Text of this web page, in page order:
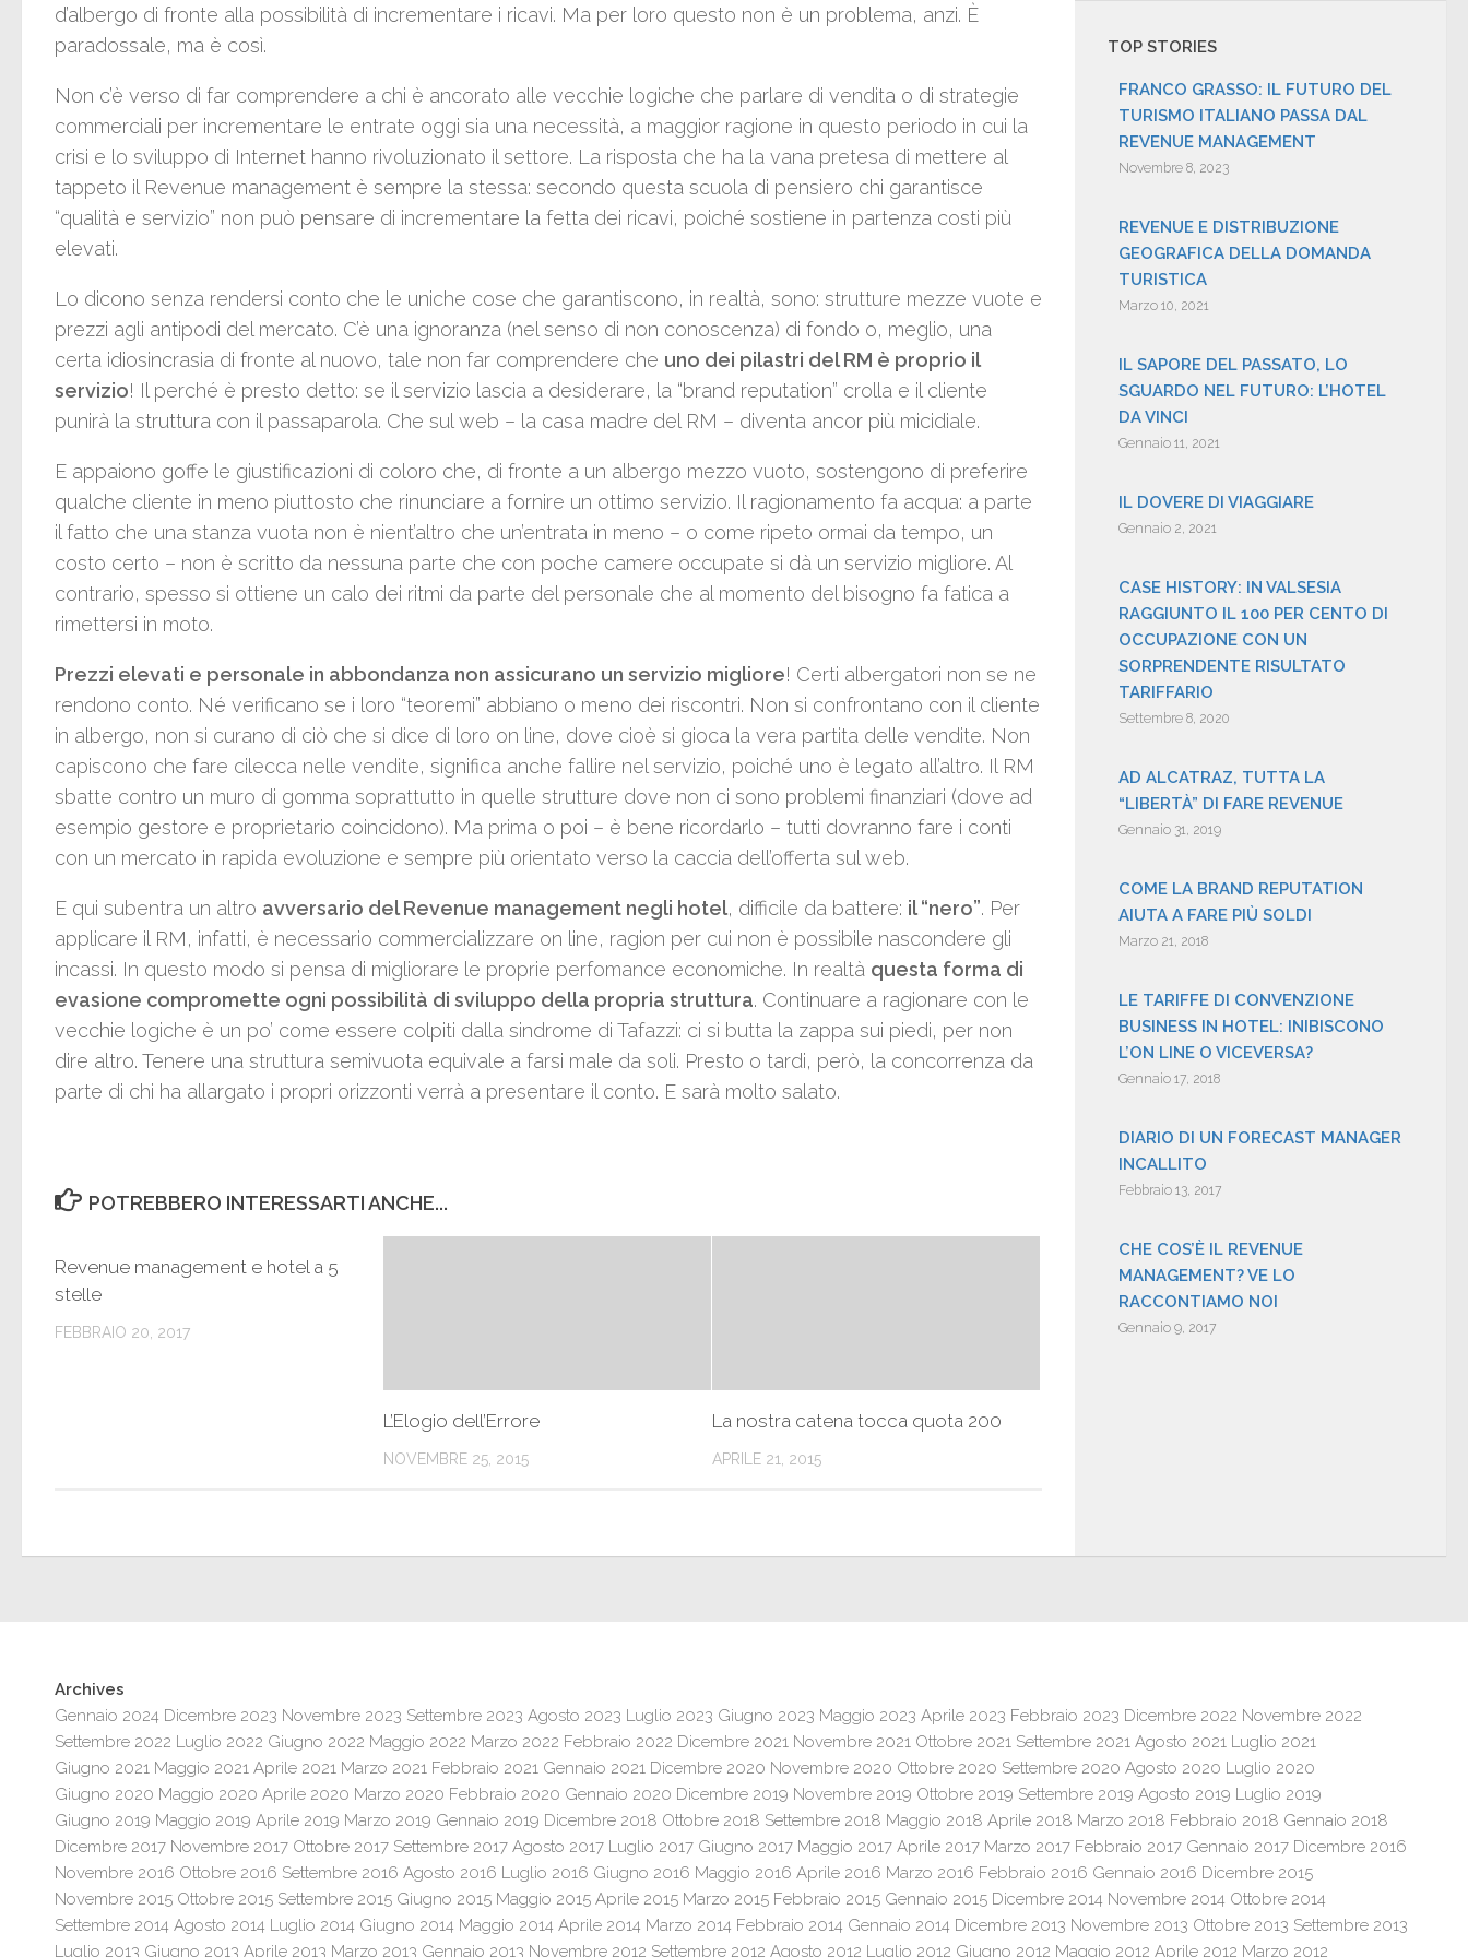
d’albergo di fronte alla possibilità di incrementare i ricavi. Ma per loro questo non è un problema, anzi. È
paradossale, ma è così.
Non c’è verso di far comprendere a chi è ancorato alle vecchie logiche che parlare di vendita o di strategie
commerciali per incrementare le entrate oggi sia una necessità, a maggior ragione in questo periodo in cui la
crisi e lo sviluppo di Internet hanno rivoluzionato il settore. La risposta che ha la vana pretesa di mettere al
tappeto il Revenue management è sempre la stessa: secondo questa scuola di pensiero chi garantisce
“qualità e servizio” non può pensare di incrementare la fetta dei ricavi, poiché sostiene in partenza costi più
elevati.
Lo dicono senza rendersi conto che le uniche cose che garantiscono, in realtà, sono: strutture mezze vuote e
prezzi agli antipodi del mercato. C’è una ignoranza (nel senso di non conoscenza) di fondo o, meglio, una
certa idiosincrasia di fronte al nuovo, tale non far comprendere che uno dei pilastri del RM è proprio il
servizio! Il perché è presto detto: se il servizio lascia a desiderare, la “brand reputation” crolla e il cliente
punirà la struttura con il passaparola. Che sul web – la casa madre del RM – diventa ancor più micidiale.
E appaiono goffe le giustificazioni di coloro che, di fronte a un albergo mezzo vuoto, sostengono di preferire
qualche cliente in meno piuttosto che rinunciare a fornire un ottimo servizio. Il ragionamento fa acqua: a parte
il fatto che una stanza vuota non è nient’altro che un’entrata in meno – o come ripeto ormai da tempo, un
costo certo – non è scritto da nessuna parte che con poche camere occupate si dà un servizio migliore. Al
contrario, spesso si ottiene un calo dei ritmi da parte del personale che al momento del bisogno fa fatica a
rimettersi in moto.
Prezzi elevati e personale in abbondanza non assicurano un servizio migliore! Certi albergatori non se ne
rendono conto. Né verificano se i loro “teoremi” abbiano o meno dei riscontri. Non si confrontano con il cliente
in albergo, non si curano di ciò che si dice di loro on line, dove cioè si gioca la vera partita delle vendite. Non
capiscono che fare cilecca nelle vendite, significa anche fallire nel servizio, poiché uno è legato all’altro. Il RM
sbatte contro un muro di gomma soprattutto in quelle strutture dove non ci sono problemi finanziari (dove ad
esempio gestore e proprietario coincidono). Ma prima o poi – è bene ricordarlo – tutti dovranno fare i conti
con un mercato in rapida evoluzione e sempre più orientato verso la caccia dell’offerta sul web.
E qui subentra un altro avversario del Revenue management negli hotel, difficile da battere: il “nero”. Per
applicare il RM, infatti, è necessario commercializzare on line, ragion per cui non è possibile nascondere gli
incassi. In questo modo si pensa di migliorare le proprie perfomance economiche. In realtà questa forma di
evasione compromette ogni possibilità di sviluppo della propria struttura. Continuare a ragionare con le
vecchie logiche è un po’ come essere colpiti dalla sindrome di Tafazzi: ci si butta la zappa sui piedi, per non
dire altro. Tenere una struttura semivuota equivale a farsi male da soli. Presto o tardi, però, la concorrenza da
parte di chi ha allargato i propri orizzonti verrà a presentare il conto. E sarà molto salato.
POTREBBERO INTERESSARTI ANCHE...
Revenue management e hotel a 5
stelle
FEBBRAIO 20, 2017
L’Elogio dell’Errore
NOVEMBRE 25, 2015
La nostra catena tocca quota 200
APRILE 21, 2015
TOP STORIES
FRANCO GRASSO: IL FUTURO DEL
TURISMO ITALIANO PASSA DAL
REVENUE MANAGEMENT
Novembre 8, 2023
REVENUE E DISTRIBUZIONE
GEOGRAFICA DELLA DOMANDA
TURISTICA
Marzo 10, 2021
IL SAPORE DEL PASSATO, LO
SGUARDO NEL FUTURO: L’HOTEL
DA VINCI
Gennaio 11, 2021
IL DOVERE DI VIAGGIARE
Gennaio 2, 2021
CASE HISTORY: IN VALSESIA
RAGGIUNTO IL 100 PER CENTO DI
OCCUPAZIONE CON UN
SORPRENDENTE RISULTATO
TARIFFARIO
Settembre 8, 2020
AD ALCATRAZ, TUTTA LA
“LIBERTÀ” DI FARE REVENUE
Gennaio 31, 2019
COME LA BRAND REPUTATION
AIUTA A FARE PIÙ SOLDI
Marzo 21, 2018
LE TARIFFE DI CONVENZIONE
BUSINESS IN HOTEL: INIBISCONO
L’ON LINE O VICEVERSA?
Gennaio 17, 2018
DIARIO DI UN FORECAST MANAGER
INCALLITO
Febbraio 13, 2017
CHE COS’È IL REVENUE
MANAGEMENT? VE LO
RACCONTIAMO NOI
Gennaio 9, 2017
Archives
Gennaio 2024 Dicembre 2023 Novembre 2023 Settembre 2023 Agosto 2023 Luglio 2023 Giugno 2023 Maggio 2023 Aprile 2023 Febbraio 2023 Dicembre 2022 Novembre 2022
Settembre 2022 Luglio 2022 Giugno 2022 Maggio 2022 Marzo 2022 Febbraio 2022 Dicembre 2021 Novembre 2021 Ottobre 2021 Settembre 2021 Agosto 2021 Luglio 2021
Giugno 2021 Maggio 2021 Aprile 2021 Marzo 2021 Febbraio 2021 Gennaio 2021 Dicembre 2020 Novembre 2020 Ottobre 2020 Settembre 2020 Agosto 2020 Luglio 2020
Giugno 2020 Maggio 2020 Aprile 2020 Marzo 2020 Febbraio 2020 Gennaio 2020 Dicembre 2019 Novembre 2019 Ottobre 2019 Settembre 2019 Agosto 2019 Luglio 2019
Giugno 2019 Maggio 2019 Aprile 2019 Marzo 2019 Gennaio 2019 Dicembre 2018 Ottobre 2018 Settembre 2018 Maggio 2018 Aprile 2018 Marzo 2018 Febbraio 2018 Gennaio 2018
Dicembre 2017 Novembre 2017 Ottobre 2017 Settembre 2017 Agosto 2017 Luglio 2017 Giugno 2017 Maggio 2017 Aprile 2017 Marzo 2017 Febbraio 2017 Gennaio 2017 Dicembre 2016
Novembre 2016 Ottobre 2016 Settembre 2016 Agosto 2016 Luglio 2016 Giugno 2016 Maggio 2016 Aprile 2016 Marzo 2016 Febbraio 2016 Gennaio 2016 Dicembre 2015
Novembre 2015 Ottobre 2015 Settembre 2015 Giugno 2015 Maggio 2015 Aprile 2015 Marzo 2015 Febbraio 2015 Gennaio 2015 Dicembre 2014 Novembre 2014 Ottobre 2014
Settembre 2014 Agosto 2014 Luglio 2014 Giugno 2014 Maggio 2014 Aprile 2014 Marzo 2014 Febbraio 2014 Gennaio 2014 Dicembre 2013 Novembre 2013 Ottobre 2013 Settembre 2013
Luglio 2013 Giugno 2013 Aprile 2013 Marzo 2013 Gennaio 2013 Novembre 2012 Settembre 2012 Agosto 2012 Luglio 2012 Giugno 2012 Maggio 2012 Aprile 2012 Marzo 2012